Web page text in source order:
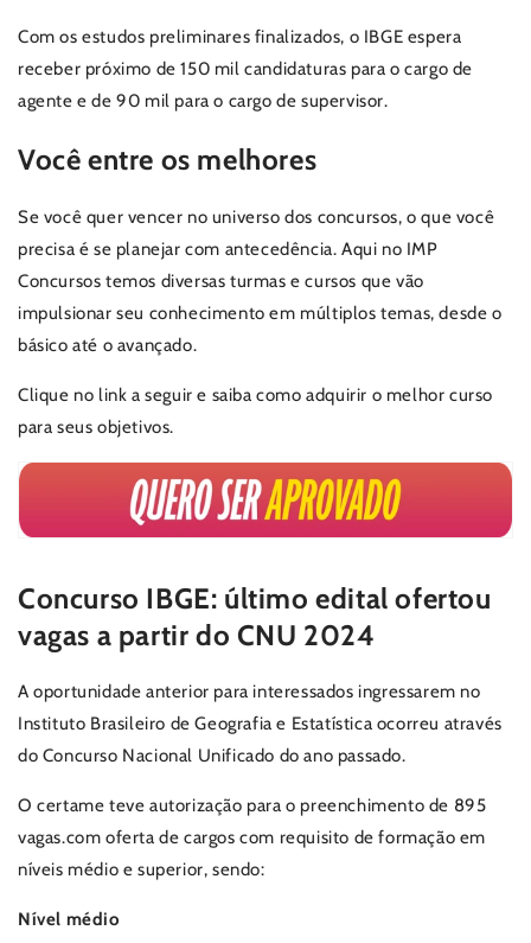
Com os estudos preliminares finalizados, o IBGE espera
receber próximo de 150 mil candidaturas para o cargo de
agente e de 90 mil para o cargo de supervisor.
Você entre os melhores
Se você quer vencer no universo dos concursos, o que você
precisa é se planejar com antecedência. Aqui no IMP
Concursos temos diversas turmas e cursos que vão
impulsionar seu conhecimento em múltiplos temas, desde o
básico até o avançado.
Clique no link a seguir e saiba como adquirir o melhor curso
para seus objetivos.
Concurso IBGE: último edital ofertou
vagas a partir do CNU 2024
A oportunidade anterior para interessados ingressarem no
Instituto Brasileiro de Geografia e Estatística ocorreu através
do Concurso Nacional Unificado do ano passado.
O certame teve autorização para o preenchimento de 895
vagas.com oferta de cargos com requisito de formação em
níveis médio e superior, sendo:
Nível médio